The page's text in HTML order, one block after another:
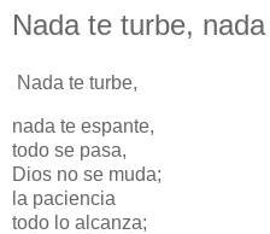
Nada te turbe,
Nada te turbe,
nada te espante,
todo se pasa,
Dios no se muda;
la paciencia
todo lo alcanza;